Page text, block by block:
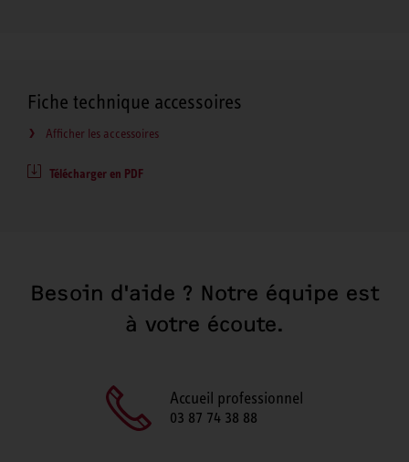
Fiche technique accessoires
Afficher les accessoires
Télécharger en PDF
Besoin d'aide ? Notre équipe est
à votre écoute.
Accueil professionnel
03 87 74 38 88